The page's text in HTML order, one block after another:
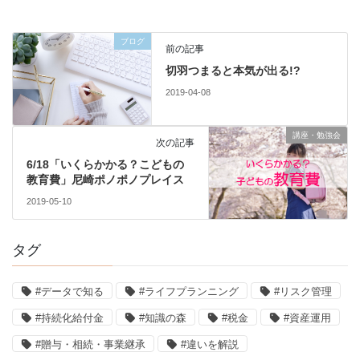
ブログ
前の記事
切羽つまると本気が出る!?
2019-04-08
講座・勉強会
次の記事
6/18「いくらかかる？こどもの
教育費」尼崎ポノポノプレイス
2019-05-10
タグ
#データで知る #ライフプランニング #リスク管理
#持続化給付金 #知識の森 #税金 #資産運用
#贈与・相続・事業継承 #違いを解説